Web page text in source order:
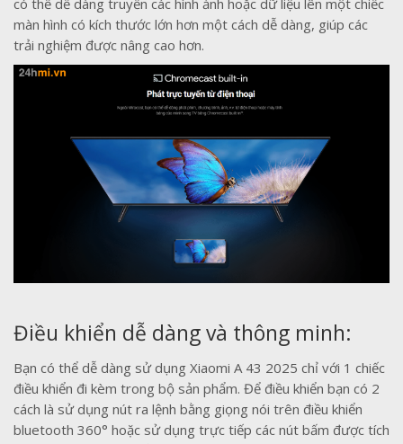
màn hình có kích thước lớn hơn một cách dễ dàng, giúp các
trải nghiệm được nâng cao hơn.
Điều khiển dễ dàng và thông minh:
Bạn có thể dễ dàng sử dụng Xiaomi A 43 2025 chỉ với 1 chiếc
điều khiển đi kèm trong bộ sản phẩm. Để điều khiển bạn có 2
cách là sử dụng nút ra lệnh bằng giọng nói trên điều khiển
bluetooth 360° hoặc sử dụng trực tiếp các nút bấm được tích